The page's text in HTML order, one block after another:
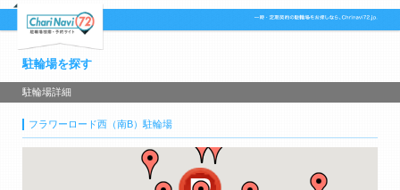
駐輪場を探す
駐輪場詳細
フラワーロード西（南B）駐輪場